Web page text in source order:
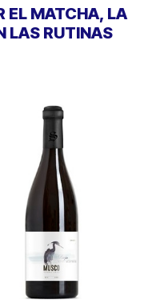
EL MATCHA, LA
LAS RUTINAS